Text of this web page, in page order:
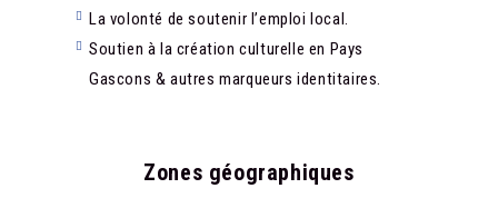
La volonté de soutenir l’emploi local.
Soutien à la création culturelle en Pays
Gascons & autres marqueurs identitaires.
Zones géographiques